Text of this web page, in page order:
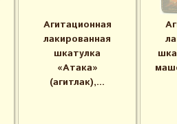
Агитационная
лакированная
шкатулка
«Атака»
(агитлак),...